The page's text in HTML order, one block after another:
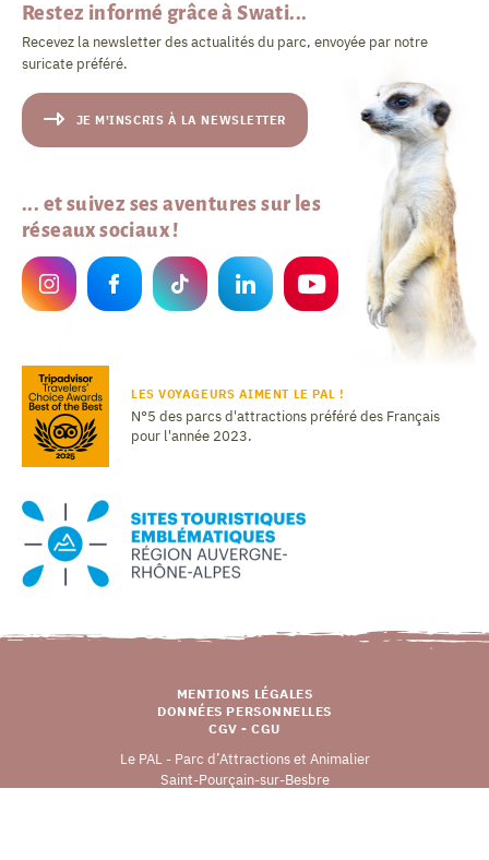
Restez informé grâce à Swati...
Recevez la newsletter des actualités du parc, envoyée par notre
suricate préféré.
JE M'INSCRIS À LA NEWSLETTER
... et suivez ses aventures sur les
réseaux sociaux !
LES VOYAGEURS AIMENT LE PAL !
N°5 des parcs d'attractions préféré des Français
pour l'année 2023.
MENTIONS LÉGALES
DONNÉES PERSONNELLES
CGV - CGU
Le PAL - Parc d’Attractions et Animalier
Saint-Pourçain-sur-Besbre